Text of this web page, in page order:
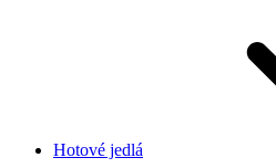
Hotové jedlá